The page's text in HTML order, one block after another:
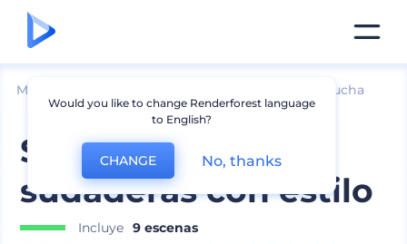
Mockups Mockup de sudadera con capucha
Set de mockup de
sudaderas con estilo
Incluye 9 escenas
Would you like to change Renderforest language
to English?
CHANGE No, thanks